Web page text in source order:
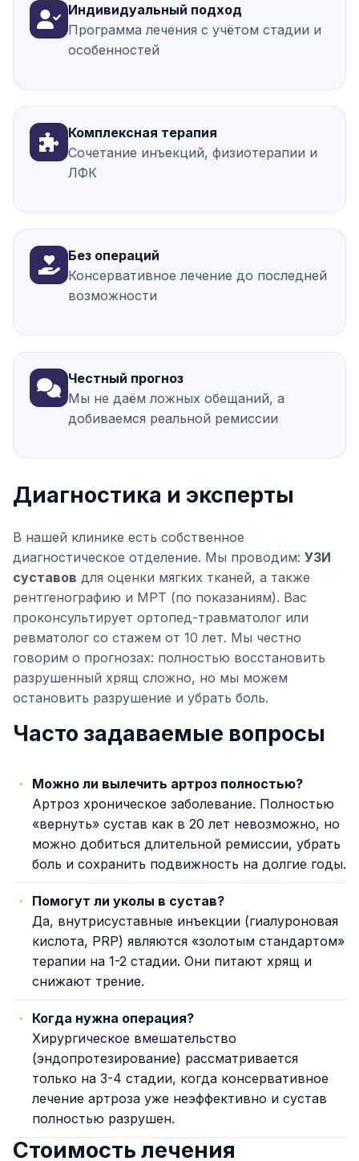
Индивидуальный подход
Программа лечения с учётом стадии и
особенностей
Комплексная терапия
Сочетание инъекций, физиотерапии и
ЛФК
Без операций
Консервативное лечение до последней
возможности
Честный прогноз
Мы не даём ложных обещаний, а
добиваемся реальной ремиссии
Диагностика и эксперты
В нашей клинике есть собственное
диагностическое отделение. Мы проводим: УЗИ
суставов для оценки мягких тканей, а также
рентгенографию и МРТ (по показаниям). Вас
проконсультирует ортопед-травматолог или
ревматолог со стажем от 10 лет. Мы честно
говорим о прогнозах: полностью восстановить
разрушенный хрящ сложно, но мы можем
остановить разрушение и убрать боль.
Часто задаваемые вопросы
Можно ли вылечить артроз полностью?
Артроз хроническое заболевание. Полностью
«вернуть» сустав как в 20 лет невозможно, но
можно добиться длительной ремиссии, убрать
боль и сохранить подвижность на долгие годы.
Помогут ли уколы в сустав?
Да, внутрисуставные инъекции (гиалуроновая
кислота, PRP) являются «золотым стандартом»
терапии на 1-2 стадии. Они питают хрящ и
снижают трение.
Когда нужна операция?
Хирургическое вмешательство
(эндопротезирование) рассматривается
только на 3-4 стадии, когда консервативное
лечение артроза уже неэффективно и сустав
полностью разрушен.
Стоимость лечения